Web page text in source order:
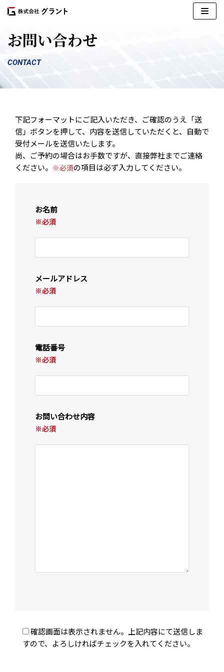
ン
ン
へ
プ
お問い合わせ
CONTACT
下記フォーマットにご記入いただき、ご確認のうえ「送
信」ボタンを押して、内容を送信していただくと、自動で
受付メールを送信いたします。
尚、ご予約の場合はお手数ですが、直接弊社までご連絡
ください。 ※必須の項目は必ず入力してください。
お名前
※必須
メールアドレス
※必須
電話番号
※必須
お問い合わせ内容
※必須
確認画面は表示されません。上記内容にて送信しま
すので、よろしければチェックを入れてください。